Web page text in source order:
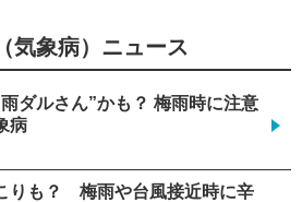
気象病）ニュース
ダルさん”かも？ 梅雨時に注意
病
りも？ 梅雨や台風接近時に辛